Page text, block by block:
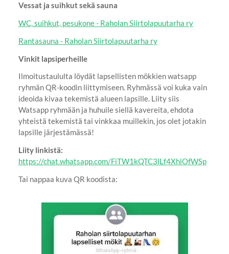
Vessat ja suihkut sekä sauna
WC, suihkut, pesukone - Raholan Siirtolapuutarha ry
Rantasauna - Raholan Siirtolapuutarha ry
Vinkit lapsiperheille
Ilmoitustaululta löydät lapsellisten mökkien watsapp
ryhmän QR-koodin liittymiseen. Ryhmässä voi kuka vain
ideoida kivaa tekemistä alueen lapsille. Liity siis
Watsapp ryhmään ja huhuile siellä kavereita, ehdota
yhteistä tekemistä tai vinkkaa muillekin, jos olet jotakin
lapsille järjestämässä!
Liity linkistä:
https://chat.whatsapp.com/FiTW1kQTC3lLf4XhlOfWSp
Tai nappaa kuva QR koodista: